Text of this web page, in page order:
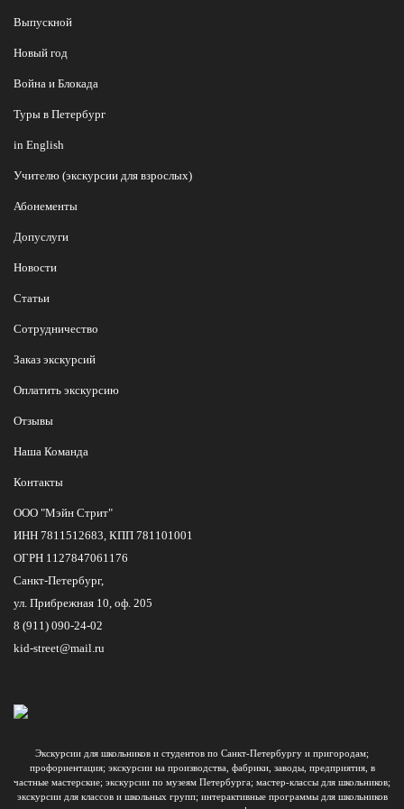
Выпускной
Новый год
Война и Блокада
Туры в Петербург
in English
Учителю (экскурсии для взрослых)
Абонементы
Допуслуги
Новости
Статьи
Сотрудничество
Заказ экскурсий
Оплатить экскурсию
Отзывы
Наша Команда
Контакты
ООО "Мэйн Стрит"
ИНН 7811512683, КПП 781101001
ОГРН 1127847061176
Санкт-Петербург,
ул. Прибрежная 10, оф. 205
8 (911) 090-24-02
kid-street@mail.ru
Экскурсии для школьников и студентов по Санкт-Петербургу и пригородам;
профориентация; экскурсии на производства, фабрики, заводы, предприятия, в
частные мастерские; экскурсии по музеям Петербурга; мастер-классы для школьников;
экскурсии для классов и школьных групп; интерактивные программы для школьников